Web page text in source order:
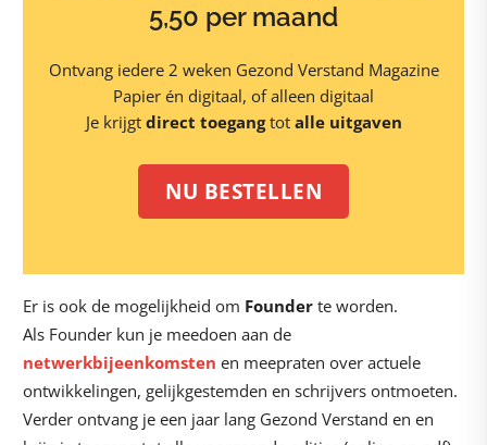
5,50 per maand
Ontvang iedere 2 weken Gezond Verstand Magazine
Papier én digitaal, of alleen digitaal
Je krijgt direct toegangtot alle uitgaven
NU BESTELLEN
Er is ook de mogelijkheid om Founder te worden.
Als Founder kun je meedoen aan de
netwerkbijeenkomsten en meepraten over actuele
ontwikkelingen, gelijkgestemden en schrijvers ontmoeten.
Verder ontvang je een jaar lang Gezond Verstand en en